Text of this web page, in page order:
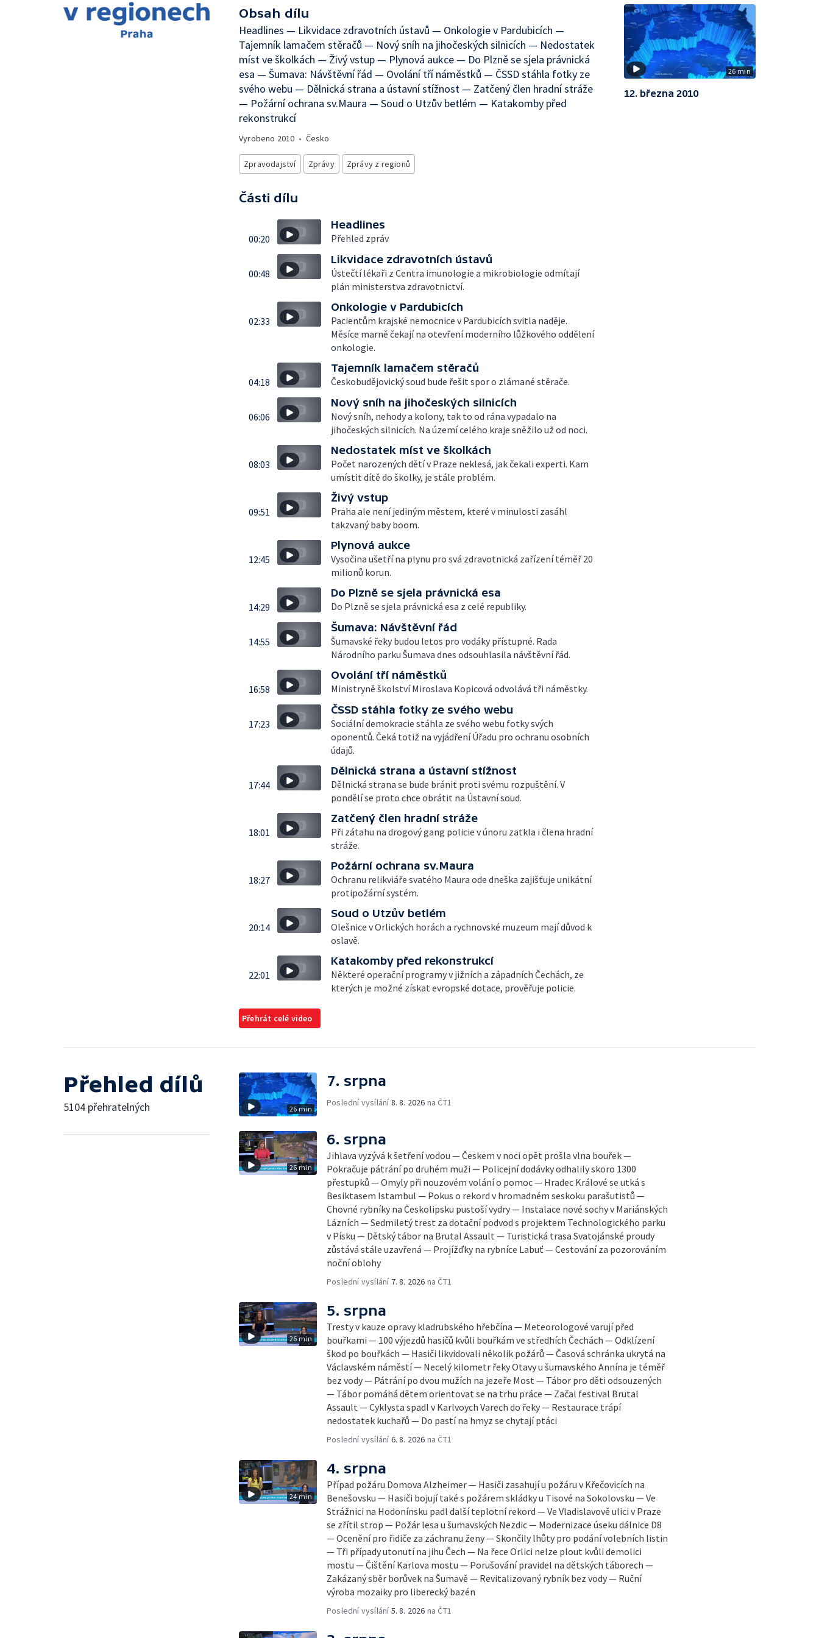
Obsah dílu
Headlines — Likvidace zdravotních ústavů — Onkologie v Pardubicích —
Tajemník lamačem stěračů — Nový sníh na jihočeských silnicích — Nedostatek
míst ve školkách — Živý vstup — Plynová aukce — Do Plzně se sjela právnická
esa — Šumava: Návštěvní řád — Ovolání tří náměstků — ČSSD stáhla fotky ze
svého webu — Dělnická strana a ústavní stížnost — Zatčený člen hradní stráže
— Požární ochrana sv.Maura — Soud o Utzův betlém — Katakomby před
rekonstrukcí
Vyrobeno 2010 • Česko
Zpravodajství Zprávy Zprávy z regionů
Části dílu
00:20
Headlines
Přehled zpráv
00:48
Likvidace zdravotních ústavů
Ústečtí lékaři z Centra imunologie a mikrobiologie odmítají
plán ministerstva zdravotnictví.
02:33
Onkologie v Pardubicích
Pacientům krajské nemocnice v Pardubicích svitla naděje.
Měsíce marně čekají na otevření moderního lůžkového oddělení
onkologie.
04:18
Tajemník lamačem stěračů
Českobudějovický soud bude řešit spor o zlámané stěrače.
06:06
Nový sníh na jihočeských silnicích
Nový sníh, nehody a kolony, tak to od rána vypadalo na
jihočeských silnicích. Na území celého kraje sněžilo už od noci.
08:03
Nedostatek míst ve školkách
Počet narozených dětí v Praze neklesá, jak čekali experti. Kam
umístit dítě do školky, je stále problém.
09:51
Živý vstup
Praha ale není jediným městem, které v minulosti zasáhl
takzvaný baby boom.
12:45
Plynová aukce
Vysočina ušetří na plynu pro svá zdravotnická zařízení téměř 20
milionů korun.
14:29
Do Plzně se sjela právnická esa
Do Plzně se sjela právnická esa z celé republiky.
14:55
Šumava: Návštěvní řád
Šumavské řeky budou letos pro vodáky přístupné. Rada
Národního parku Šumava dnes odsouhlasila návštěvní řád.
16:58
Ovolání tří náměstků
Ministryně školství Miroslava Kopicová odvolává tři náměstky.
17:23
ČSSD stáhla fotky ze svého webu
Sociální demokracie stáhla ze svého webu fotky svých
oponentů. Čeká totiž na vyjádření Úřadu pro ochranu osobních
údajů.
17:44
Dělnická strana a ústavní stížnost
Dělnická strana se bude bránit proti svému rozpuštění. V
pondělí se proto chce obrátit na Ústavní soud.
18:01
Zatčený člen hradní stráže
Při zátahu na drogový gang policie v únoru zatkla i člena hradní
stráže.
18:27
Požární ochrana sv.Maura
Ochranu relikviáře svatého Maura ode dneška zajišťuje unikátní
protipožární systém.
20:14
Soud o Utzův betlém
Olešnice v Orlických horách a rychnovské muzeum mají důvod k
oslavě.
22:01
Katakomby před rekonstrukcí
Některé operační programy v jižních a západních Čechách, ze
kterých je možné získat evropské dotace, prověřuje policie.
Přehrát celé video
26 min
12. března 2010
Přehled dílů
5104 přehratelných 26 min
7. srpna
Poslední vysílání8. 8. 2026 na ČT1
26 min
6. srpna
Jihlava vyzývá k šetření vodou — Českem v noci opět prošla vlna bouřek —
Pokračuje pátrání po druhém muži — Policejní dodávky odhalily skoro 1300
přestupků — Omyly při nouzovém volání o pomoc — Hradec Králové se utká s
Besiktasem Istambul — Pokus o rekord v hromadném seskoku parašutistů —
Chovné rybníky na Českolipsku pustoší vydry — Instalace nové sochy v Mariánských
Lázních — Sedmiletý trest za dotační podvod s projektem Technologického parku
v Písku — Dětský tábor na Brutal Assault — Turistická trasa Svatojánské proudy
zůstává stále uzavřená — Projížďky na rybníce Labuť — Cestování za pozorováním
noční oblohy
Poslední vysílání 7. 8. 2026 na ČT1
26 min
5. srpna
Tresty v kauze opravy kladrubského hřebčína — Meteorologové varují před
bouřkami — 100 výjezdů hasičů kvůli bouřkám ve středhích Čechách — Odklízení
škod po bouřkách — Hasiči likvidovali několik požárů — Časová schránka ukrytá na
Václavském náměstí — Necelý kilometr řeky Otavy u šumavského Annína je téměř
bez vody — Pátrání po dvou mužích na jezeře Most — Tábor pro děti odsouzených
— Tábor pomáhá dětem orientovat se na trhu práce — Začal festival Brutal
Assault — Cyklysta spadl v Karlvoych Varech do řeky — Restaurace trápí
nedostatek kuchařů — Do pastí na hmyz se chytají ptáci
Poslední vysílání6. 8. 2026 na ČT1
24 min
4. srpna
Případ požáru Domova Alzheimer — Hasiči zasahují u požáru v Křečovicích na
Benešovsku — Hasiči bojují také s požárem skládky u Tisové na Sokolovsku — Ve
Strážnici na Hodonínsku padl další teplotní rekord — Ve Vladislavově ulici v Praze
se zřítil strop — Požár lesa u šumavských Nezdic — Modernizace úseku dálnice D8
— Ocenění pro řidiče za záchranu ženy — Skončily lhůty pro podání volebních listin
— Tři případy utonutí na jihu Čech — Na řece Orlici nelze plout kvůli demolici
mostu — Čištění Karlova mostu — Porušování pravidel na dětských táborech —
Zakázaný sběr borůvek na Šumavě — Revitalizovaný rybník bez vody — Ruční
výroba mozaiky pro liberecký bazén
Poslední vysílání5. 8. 2026 na ČT1